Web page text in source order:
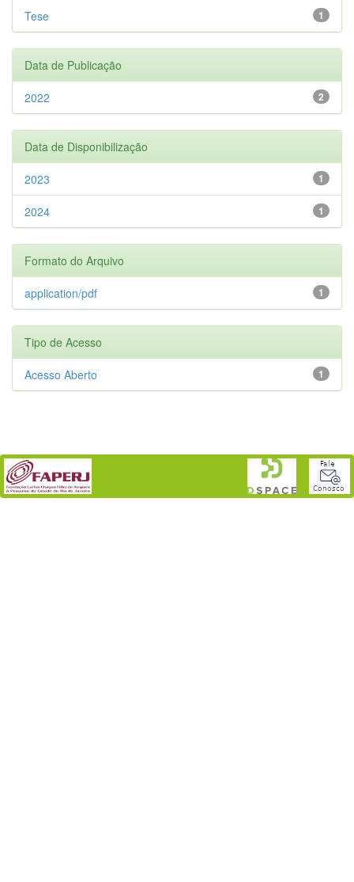
1
Tese
Data de Publicação
2
2022
Data de Disponibilização
1
2023
1
2024
Formato do Arquivo
1
application/pdf
Tipo de Acesso
1
Acesso Aberto